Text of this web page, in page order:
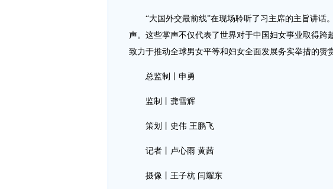
“大国外交最前线”在现场聆听了习主席的主旨讲话
声。这些掌声不仅代表了世界对于中国妇女事业取得跨
致力于推动全球男女平等和妇女全面发展务实举措的赞
总监制丨申勇
监制丨龚雪辉
策划丨史伟 王鹏飞
记者丨卢心雨 黄茜
摄像丨王子杭 闫耀东